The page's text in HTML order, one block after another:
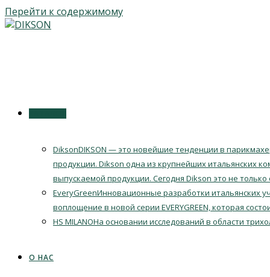
Перейти к содержимому
DiksonDIKSON — это новейшие тенденции в
продукции. Dikson одна из крупнейших итальянских
выпускаемой продукции. Сегодня Dikson это не
EveryGreenИнновационные разработки итальянских
воплощение в новой серии EVERYGREEN, которая
HS MILANOНа основании исследований в области
О НАС